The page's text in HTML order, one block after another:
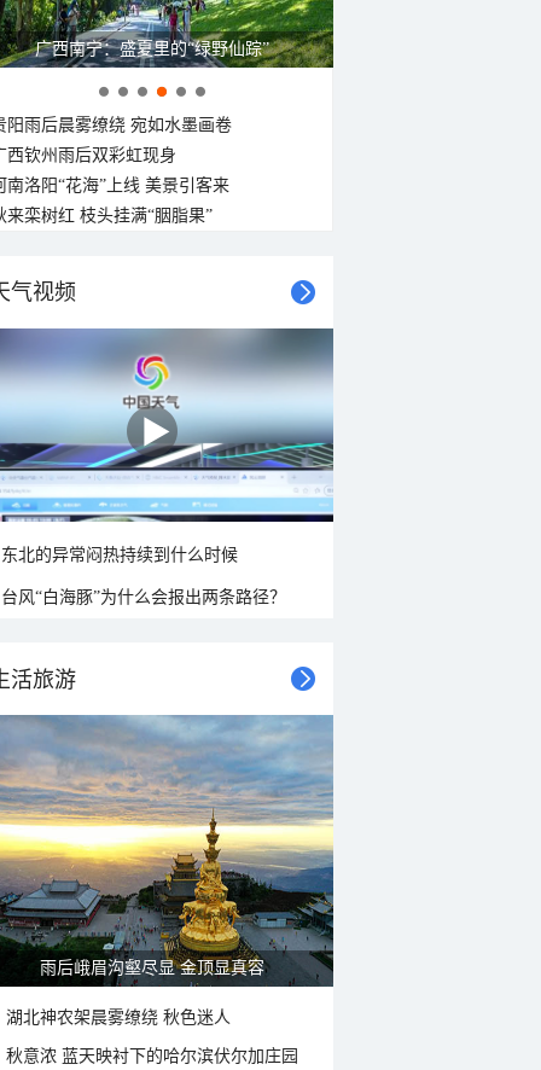
广西南宁：盛夏里的“绿野仙踪”
阳雨后晨雾缭绕 宛如水墨画卷
西钦州雨后双彩虹现身
南洛阳“花海”上线 美景引客来
来栾树红 枝头挂满“胭脂果”
气视频
东北的异常闷热持续到什么时候
台风“白海豚”为什么会报出两条路径？
活旅游
雨后峨眉沟壑尽显 金顶显真容
湖北神农架晨雾缭绕 秋色迷人
秋意浓 蓝天映衬下的哈尔滨伏尔加庄园